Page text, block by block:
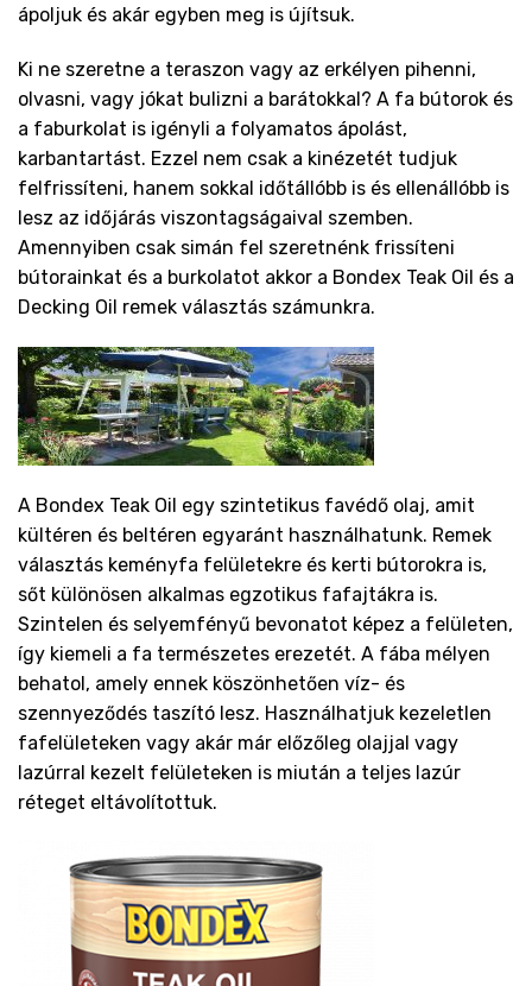
ápoljuk és akár egyben meg is újítsuk.
Ki ne szeretne a teraszon vagy az erkélyen pihenni,
olvasni, vagy jókat bulizni a barátokkal? A fa bútorok és
a faburkolat is igényli a folyamatos ápolást,
karbantartást. Ezzel nem csak a kinézetét tudjuk
felfrissíteni, hanem sokkal időtállóbb is és ellenállóbb is
lesz az időjárás viszontagságaival szemben.
Amennyiben csak simán fel szeretnénk frissíteni
bútorainkat és a burkolatot akkor a Bondex Teak Oil és a
Decking Oil remek választás számunkra.
A Bondex Teak Oil egy szintetikus favédő olaj, amit
kültéren és beltéren egyaránt használhatunk. Remek
választás keményfa felületekre és kerti bútorokra is,
sőt különösen alkalmas egzotikus fafajtákra is.
Szintelen és selyemfényű bevonatot képez a felületen,
így kiemeli a fa természetes erezetét. A fába mélyen
behatol, amely ennek köszönhetően víz- és
szennyeződés taszító lesz. Használhatjuk kezeletlen
fafelületeken vagy akár már előzőleg olajjal vagy
lazúrral kezelt felületeken is miután a teljes lazúr
réteget eltávolítottuk.